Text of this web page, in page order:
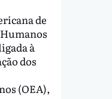
de
à
dos
(OEA),